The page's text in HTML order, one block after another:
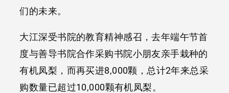
们的未来。
大江深受书院的教育精神感召，去年端午节首
度与善导书院合作采购书院小朋友亲手栽种的
有机凤梨，而再买进8,000颗，总计2年来总采
购数量已超过10,000颗有机凤梨。